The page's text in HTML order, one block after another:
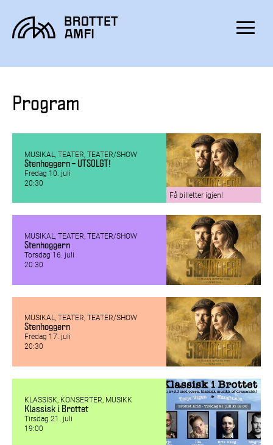
innhold
navigasjon
Toggle
Program
Få billetter igjen!
MUSIKAL, TEATER, TEATER/SHOW
Stenhoggern – UTSOLGT!
Fredag 10. juli
20:30
MUSIKAL, TEATER, TEATER/SHOW
Stenhoggern
Torsdag 16. juli
20:30
MUSIKAL, TEATER, TEATER/SHOW
Stenhoggern
Fredag 17. juli
20:30
KLASSISK, KONSERTER, MUSIKK
Klassisk i Brottet
Tirsdag 21. juli
19:00